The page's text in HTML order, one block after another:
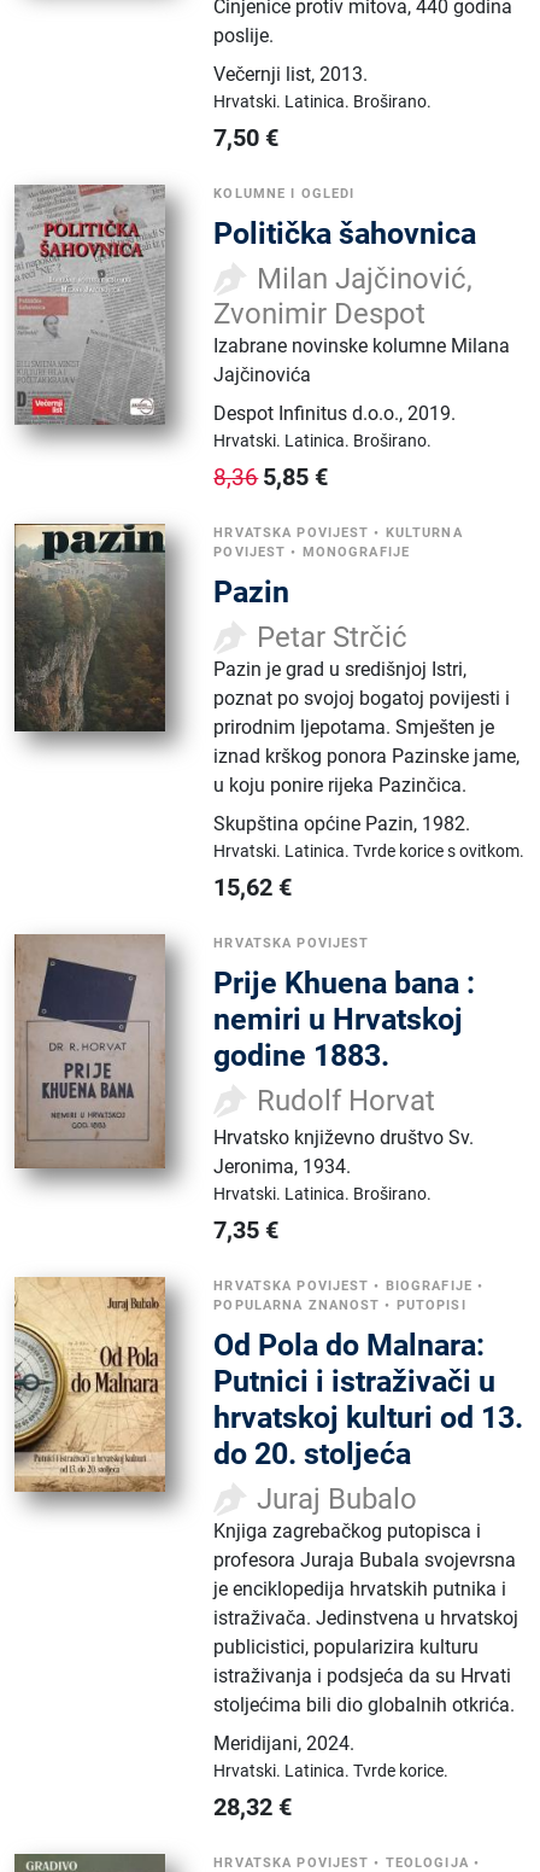
Činjenice protiv mitova, 440 godina
poslije.
Večernji list,2013.
Hrvatski. Latinica. Broširano.
7,50 €
KOLUMNE I OGLEDI
Politička šahovnica
Milan Jajčinović,
Zvonimir Despot
Izabrane novinske kolumne Milana
Jajčinovića
Despot Infinitus d.o.o.,2019.
Hrvatski. Latinica. Broširano.
8,36 5,85 €
HRVATSKA POVIJEST • KULTURNA
POVIJEST • MONOGRAFIJE
Pazin
Petar Strčić
Pazin je grad u središnjoj Istri,
poznat po svojoj bogatoj povijesti i
prirodnim ljepotama. Smješten je
iznad krškog ponora Pazinske jame,
u koju ponire rijeka Pazinčica.
Skupština općine Pazin, 1982.
Hrvatski. Latinica.Tvrde korice s ovitkom.
15,62 €
HRVATSKA POVIJEST
Prije Khuena bana :
nemiri u Hrvatskoj
godine 1883.
Rudolf Horvat
Hrvatsko književno društvo Sv.
Jeronima, 1934.
Hrvatski. Latinica. Broširano.
7,35 €
HRVATSKA POVIJEST • BIOGRAFIJE •
POPULARNA ZNANOST • PUTOPISI
Od Pola do Malnara:
Putnici i istraživači u
hrvatskoj kulturi od 13.
do 20. stoljeća
Juraj Bubalo
Knjiga zagrebačkog putopisca i
profesora Juraja Bubala svojevrsna
je enciklopedija hrvatskih putnika i
istraživača. Jedinstvena u hrvatskoj
publicistici, popularizira kulturu
istraživanja i podsjeća da su Hrvati
stoljećima bili dio globalnih otkrića.
Meridijani,2024.
Hrvatski. Latinica.Tvrde korice.
28,32 €
HRVATSKA POVIJEST • TEOLOGIJA •